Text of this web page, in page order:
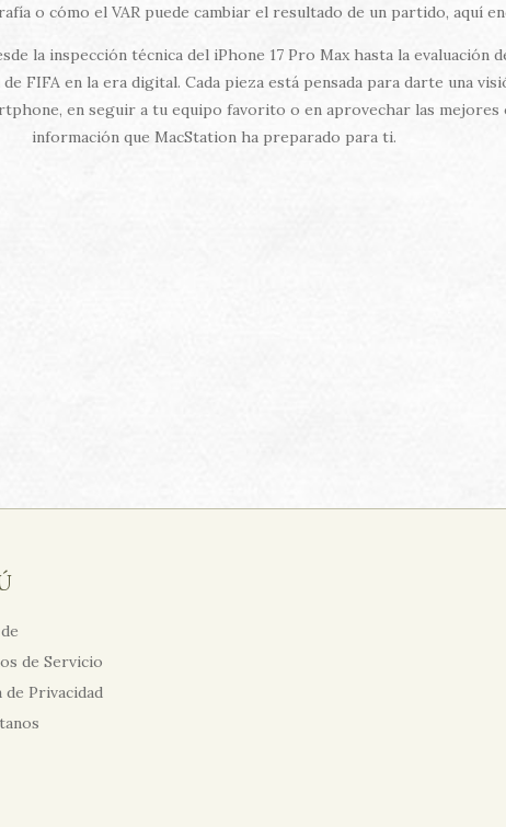
o cómo el VAR puede cambiar el resultado de un partido, aquí
la inspección técnica del iPhone 17 Pro Max hasta la evaluación
FIFA en la era digital. Cada pieza está pensada para darte una
en seguir a tu equipo favorito o en aprovechar las mejores
información que MacStation ha preparado para ti.
de Servicio
de Privacidad